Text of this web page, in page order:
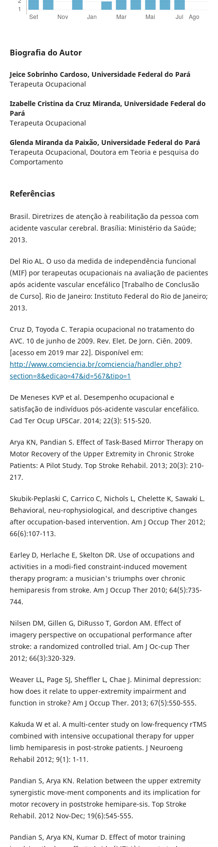
Biografia do Autor
Jeice Sobrinho Cardoso, Universidade Federal do Pará
Terapeuta Ocupacional
Izabelle Cristina da Cruz Miranda, Universidade Federal do
Pará
Terapeuta Ocupacional
Glenda Miranda da Paixão, Universidade Federal do Pará
Terapeuta Ocupacional, Doutora em Teoria e pesquisa do
Comportamento
Referências
Brasil. Diretrizes de atenção à reabilitação da pessoa com
acidente vascular cerebral. Brasília: Ministério da Saúde;
2013.
Del Rio AL. O uso da medida de independência funcional
(MIF) por terapeutas ocupacionais na avaliação de pacientes
após acidente vascular encefálico [Trabalho de Conclusão
de Curso]. Rio de Janeiro: Instituto Federal do Rio de Janeiro;
2013.
Cruz D, Toyoda C. Terapia ocupacional no tratamento do
AVC. 10 de junho de 2009. Rev. Elet. De Jorn. Ciên. 2009.
[acesso em 2019 mar 22]. Disponível em:
http://www.comciencia.br/comciencia/handler.php?
section=8&edicao=47&id=567&tipo=1
De Meneses KVP et al. Desempenho ocupacional e
satisfação de indivíduos pós-acidente vascular encefálico.
Cad Ter Ocup UFSCar. 2014; 22(3): 515-520.
Arya KN, Pandian S. Effect of Task-Based Mirror Therapy on
Motor Recovery of the Upper Extremity in Chronic Stroke
Patients: A Pilot Study. Top Stroke Rehabil. 2013; 20(3): 210-
217.
Skubik-Peplaski C, Carrico C, Nichols L, Chelette K, Sawaki L.
Behavioral, neu-rophysiological, and descriptive changes
after occupation-based intervention. Am J Occup Ther 2012;
66(6):107-113.
Earley D, Herlache E, Skelton DR. Use of occupations and
activities in a modi-fied constraint-induced movement
therapy program: a musician's triumphs over chronic
hemiparesis from stroke. Am J Occup Ther 2010; 64(5):735-
744.
Nilsen DM, Gillen G, DiRusso T, Gordon AM. Effect of
imagery perspective on occupational performance after
stroke: a randomized controlled trial. Am J Oc-cup Ther
2012; 66(3):320-329.
Weaver LL, Page SJ, Sheffler L, Chae J. Minimal depression:
how does it relate to upper-extremity impairment and
function in stroke? Am J Occup Ther. 2013; 67(5):550-555.
Kakuda W et al. A multi-center study on low-frequency rTMS
combined with intensive occupational therapy for upper
limb hemiparesis in post-stroke patients. J Neuroeng
Rehabil 2012; 9(1): 1-11.
Pandian S, Arya KN. Relation between the upper extremity
synergistic move-ment components and its implication for
motor recovery in poststroke hemipare-sis. Top Stroke
Rehabil. 2012 Nov-Dec; 19(6):545-555.
Pandian S, Arya KN, Kumar D. Effect of motor training